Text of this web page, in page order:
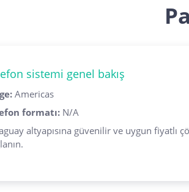
sistemi genel bakış
: Americas
formatı: N/A
altyapısına güvenilir ve uygun fiyatlı